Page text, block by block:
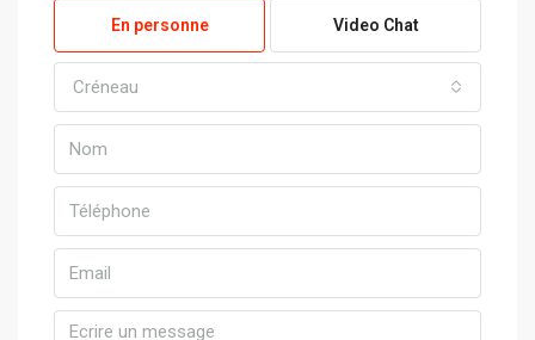
En personne Video Chat
Créneau